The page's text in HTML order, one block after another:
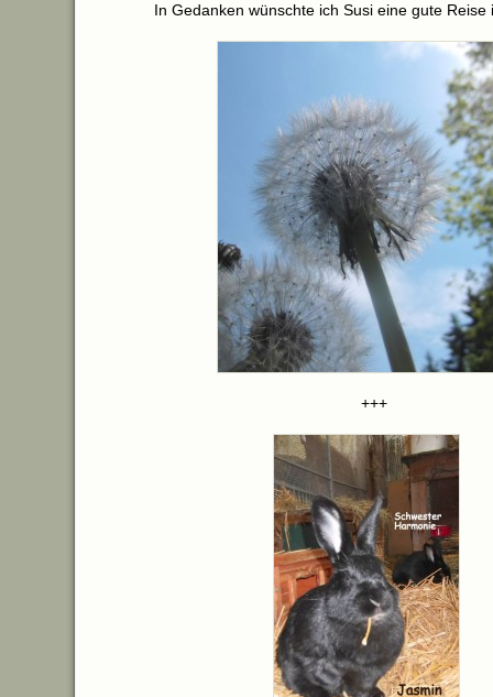
In Gedanken wünschte ich Susi eine gute Reise
+++